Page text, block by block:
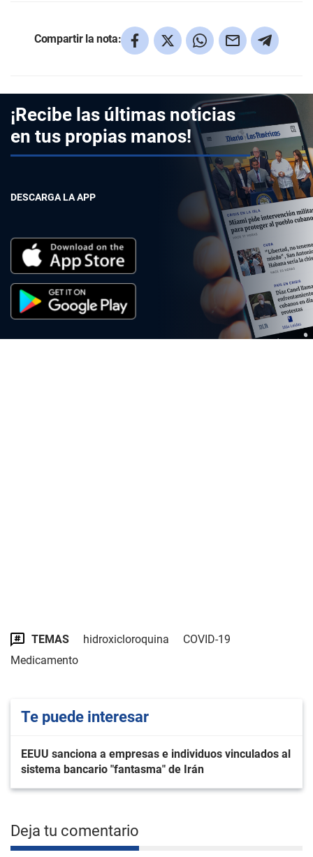
Compartir la nota:
¡Recibe las últimas noticias
en tus propias manos!
DESCARGA LA APP
TEMAS hidroxicloroquina
COVID-19
Medicamento
Te puede interesar
EEUU sanciona a empresas e individuos vinculados al
sistema bancario "fantasma" de Irán
Deja tu comentario